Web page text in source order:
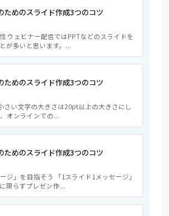
ためのスライド作成3つのコツ
ウェビナー配信ではPPTなどのスライドを
が多いと思います。...
ためのスライド作成3つのコツ
さい文字の大きさは20pt以上の大きさにし
オンラインでの...
ためのスライド作成3つのコツ
ジ」を目指そう 「1スライド1メッセージ」
限らずプレゼン作...